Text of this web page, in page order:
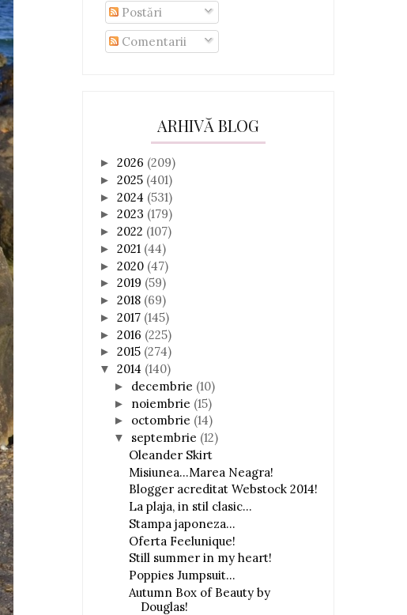
Postări
Comentarii
ARHIVĂ BLOG
► 2026 (209)
► 2025 (401)
► 2024 (531)
► 2023 (179)
► 2022 (107)
► 2021 (44)
► 2020 (47)
► 2019 (59)
► 2018 (69)
► 2017 (145)
► 2016 (225)
► 2015 (274)
▼ 2014 (140)
► decembrie (10)
► noiembrie (15)
► octombrie (14)
▼ septembrie (12)
Oleander Skirt
Misiunea...Marea Neagra!
Blogger acreditat Webstock 2014!
La plaja, in stil clasic...
Stampa japoneza...
Oferta Feelunique!
Still summer in my heart!
Poppies Jumpsuit...
Autumn Box of Beauty by
Douglas!